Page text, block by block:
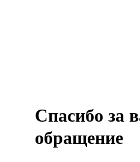
Спасибо за
обращение